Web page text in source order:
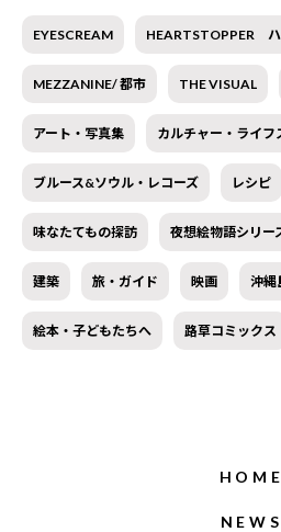
EYESCREAM HEARTSTOPPER ハ
MEZZANINE/ 都市 THE VISUAL
アート・写真集 カルチャー・ライフ
ブルース&ソウル・レコーズ レシピ
味なたてもの探訪 夜想絵物語シリー
建築 旅・ガイド 映画 沖縄
絵本・子どもたちへ 路草コミックス
HOME
NEWS